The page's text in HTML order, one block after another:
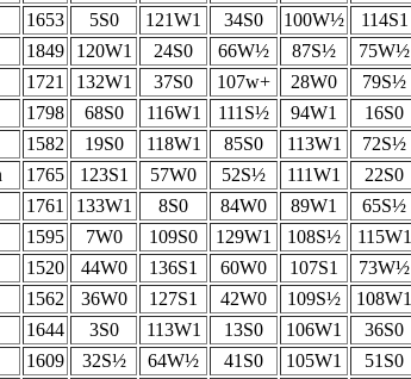
1653 5S0 121W1 34S0 100W½ 114S1
1849 120W1 24S0 66W½ 87S½ 75W½
1721 132W1 37S0 107w+ 28W0 79S½
1798 68S0 116W1 111S½ 94W1 16S0
1582 19S0 118W1 85S0 113W1 72S½
1765 123S1 57W0 52S½ 111W1 22S0
1761 133W1 8S0 84W0 89W1 65S½
1595 7W0 109S0 129W1 108S½ 115W1
1520 44W0 136S1 60W0 107S1 73W½
1562 36W0 127S1 42W0 109S½ 108W1
1644 3S0 113W1 13S0 106W1 36S0
1609 32S½ 64W½ 41S0 105W1 51S0